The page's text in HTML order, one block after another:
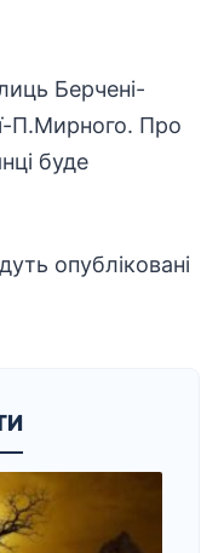
Берчені-
П.Мирного. Про
буде
опубліковані